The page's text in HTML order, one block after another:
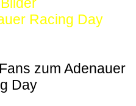
Racing Day
zum Adenauer
Day